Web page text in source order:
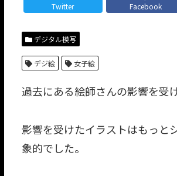
Twitter Facebook
デジタル模写
デジ絵 女子絵
過去にある絵師さんの影響を受
影響を受けたイラストはもっと
象的でした。